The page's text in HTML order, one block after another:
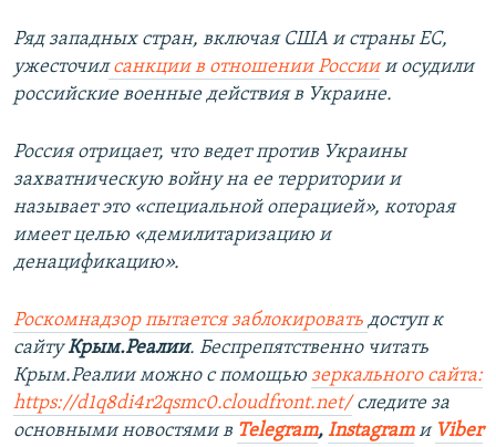
Ряд западных стран, включая США и страны ЕС,
ужесточилсанкции в отношении Россиии осудили
российские военные действия в Украине.
Россия отрицает, что ведет против Украины
захватническую войну на ее территории и
называет это «специальной операцией», которая
имеет целью «демилитаризацию и
денацификацию».
Роскомнадзор пытается заблокировать доступ к
сайтуКрым.Реалии. Беспрепятственно читать
Крым.Реалии можно с помощью зеркального сайта:
https://d1q8di4r2qsmc0.cloudfront.net/следите за
основными новостями в Telegram, Instagram и Viber